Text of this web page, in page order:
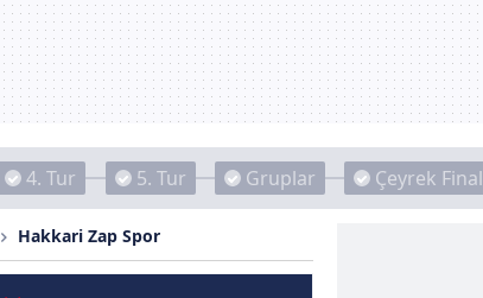
4. Tur 5. Tur Gruplar Çeyrek Final
Hakkari Zap Spor